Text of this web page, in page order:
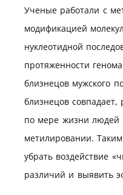
Ученые работали с
модификацией
нуклеотидной
протяженности
близнецов мужского
близнецов
по мере жизни людей
метилировании.
убрать воздействие
различий и выявить